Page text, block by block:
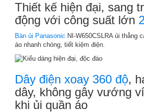
Thiết kế hiện đại, sang
động với công suất lớn
Bàn ủi Panasonic NI-W650CSLRA ủi thẳng
áo nhanh chóng, tiết kiệm điện.
Dây điện xoay 360 độ,
dây, không gây vướng
khi ủi quần áo